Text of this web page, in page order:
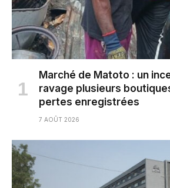
Marché de Matoto : un
ravage plusieurs
pertes enregistrées
7 AOÛT 2026